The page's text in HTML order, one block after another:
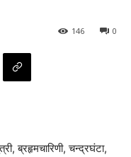
0
146
ब्रहृमचारिणी, चन्द्रघंटा,